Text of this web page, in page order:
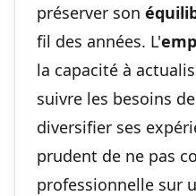
préserver son
fil des années. L'
la capacité à
suivre les besoins
diversifier ses
prudent de ne pas
professionnelle sur